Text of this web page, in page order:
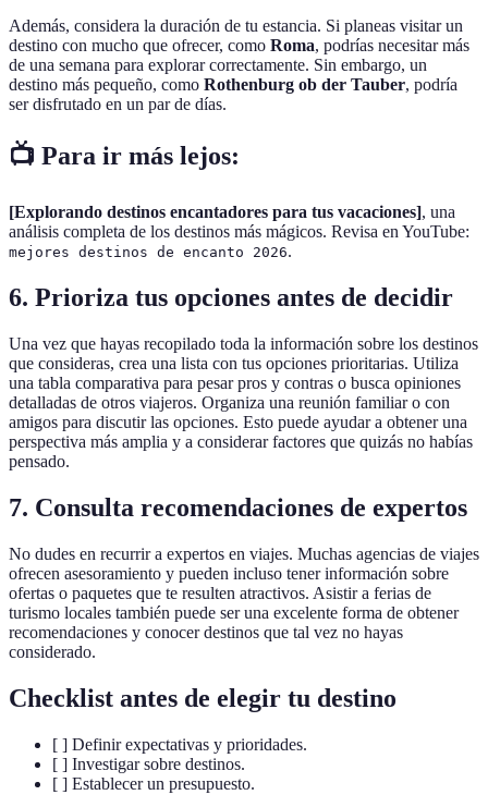
Además, considera la duración de tu estancia. Si planeas visitar un
destino con mucho que ofrecer, como Roma, podrías necesitar más
de una semana para explorar correctamente. Sin embargo, un
destino más pequeño, como Rothenburg ob der Tauber, podría
ser disfrutado en un par de días.
📺 Para ir más lejos:
[Explorando destinos encantadores para tus vacaciones], una
análisis completa de los destinos más mágicos. Revisa en YouTube:
mejores destinos de encanto 2026.
6. Prioriza tus opciones antes de decidir
Una vez que hayas recopilado toda la información sobre los destinos
que consideras, crea una lista con tus opciones prioritarias. Utiliza
una tabla comparativa para pesar pros y contras o busca opiniones
detalladas de otros viajeros. Organiza una reunión familiar o con
amigos para discutir las opciones. Esto puede ayudar a obtener una
perspectiva más amplia y a considerar factores que quizás no habías
pensado.
7. Consulta recomendaciones de expertos
No dudes en recurrir a expertos en viajes. Muchas agencias de viajes
ofrecen asesoramiento y pueden incluso tener información sobre
ofertas o paquetes que te resulten atractivos. Asistir a ferias de
turismo locales también puede ser una excelente forma de obtener
recomendaciones y conocer destinos que tal vez no hayas
considerado.
Checklist antes de elegir tu destino
[ ] Definir expectativas y prioridades.
[ ] Investigar sobre destinos.
[ ] Establecer un presupuesto.